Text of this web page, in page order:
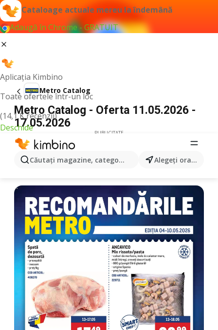
Cataloage actuale mereu la îndemână
Adaugă în Chrome - GRATUIT
Aplicația Kimbino
Toate ofertele într-un loc
(14,1 K recenzii)
Deschide
Căutaţi magazine, categorii, produse... Alegeţi oraşul
Metro Catalog
Metro Catalog - Oferta 11.05.2026 -
17.05.2026
PUBLICITATE